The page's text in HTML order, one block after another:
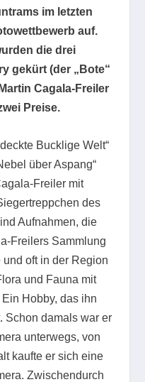
im letzten
auf.
die drei
gekürt (der „Bote“
Cagala-Freiler
Preise.
Bucklige Welt“
über Aspang“
Freiler mit
des
Aufnahmen, die
Freilers Sammlung
oft in der Region
und Fauna mit
Hobby, das ihn
Schon damals war er
unterwegs, von
kaufte er sich eine
Zwischendurch